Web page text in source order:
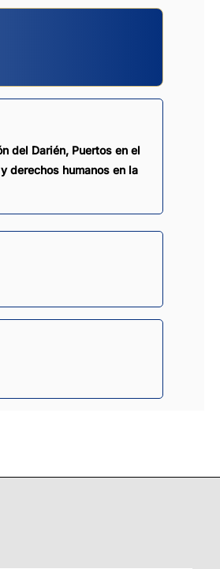
del Darién, Puertos en el
derechos humanos en la